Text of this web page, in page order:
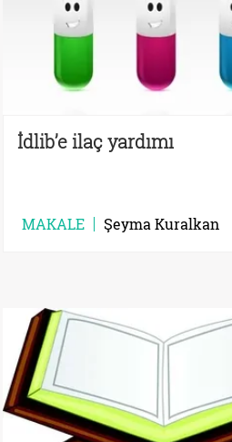
İdlib’e ilaç yardımı
MAKALE Şeyma Kuralkan